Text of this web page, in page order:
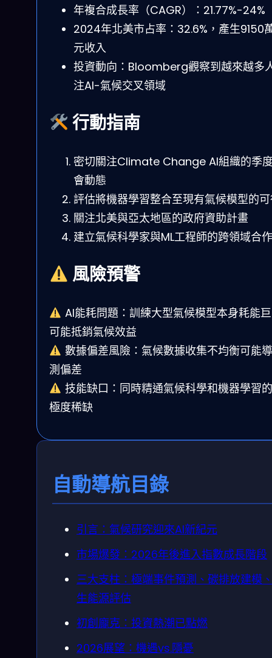
年複合成長率（CAGR）：21.77%-24%
2024年北美市占率：32.6%，產生9150
元收入
投資動向：Bloomberg觀察到越來越多
注AI-氣候交叉領域
行動指南
密切關注Climate Change AI組織的季
會動態
評估將機器學習整合至現有氣候模型的
關注北美與亞太地區的政府資助計畫
建立氣候科學家與ML工程師的跨領域合作
風險預警
AI能耗問題：訓練大型氣候模型本身耗能
可能抵銷氣候效益
數據偏差風險：氣候數據收集不均衡可能
測偏差
技能缺口：同時精通氣候科學和機器學習
極度稀缺
自動導航目錄
引言：氣候研究迎來AI新紀元
市場爆發：2026年後進入指數成長階段
三大支柱：極端事件預測、碳排放建模
生能源評估
初創龐克：投資熱潮已點燃
2026展望：機遇vs.隱憂